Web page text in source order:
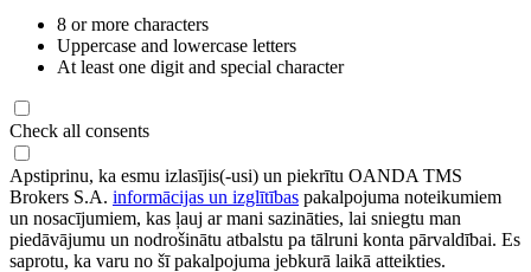
8 or more characters
Uppercase and lowercase letters
At least one digit and special character
Check all consents
Apstiprinu, ka esmu izlasījis(-usi) un piekrītu OANDA TMS
Brokers S.A. informācijas un izglītības pakalpojuma noteikumiem
un nosacījumiem, kas ļauj ar mani sazināties, lai sniegtu man
piedāvājumu un nodrošinātu atbalstu pa tālruni konta pārvaldībai. Es
saprotu, ka varu no šī pakalpojuma jebkurā laikā atteikties.